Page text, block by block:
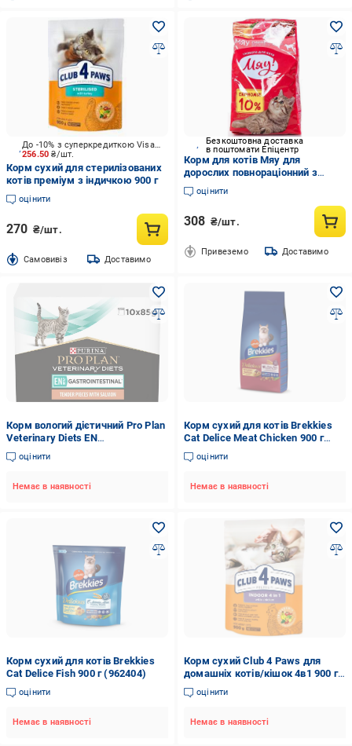
256.50₴/шт.
До -10% з суперкредиткою Visa Вигода
Корм сухий для стерилізованих
котів преміум з індичкою 900 г
оцінити
270 ₴/шт.
Cамовивіз Доставимо
Безкоштовна доставка
в поштомати Епіцентр
Корм для котів Мяу для
дорослих повнораціонний з
м'ясом 900 г (560739)
оцінити
308 ₴/шт.
Привеземо Доставимо
Корм вологий дієтичний Pro Plan
Veterinary Diets EN
Gastrointestinal для кошенят та
дорослих котів 85 г 10 шт.
оцінити
Немає в наявності
Корм сухий для котів Brekkies
Cat Delice Meat Chicken 900 г
(962402)
оцінити
Немає в наявності
Корм сухий для котів Brekkies
Cat Delice Fish 900 г (962404)
оцінити
Немає в наявності
Корм сухий Club 4 Paws для
домашніх котів/кішок 4в1 900 г
(973/09)
оцінити
Немає в наявності